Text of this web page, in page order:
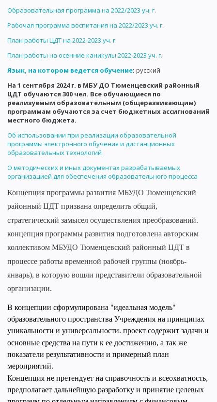
Образовательная программа на 2022/2023 уч. г.
Рабочая программа воспитания на 2022/2023 уч. г.
План работы ЦДТ на 2022-2023 уч. г.
План работы на осенние каникулы 2022-2023 уч. г.
Язык, на котором ведется обучение: русский
На 1 сентября 2024 г. в МБУ ДО Тюменцевский районный
ЦДТ обучаются 300 чел. Все обучающиеся по
реализуемым образовательным (общеразвивающим)
программам обучаются за счет бюджетных ассигнований
местного бюджета.
Об использовании при реализации образовательной
программы электронного обучения и дистанционных
образовательных технологий
О методических и иных документах разрабатываемых
организацией для обеспечения образовательного процесса
Концепция программы развития МБУДО Тюменцевский
районный ЦДТ призвана определить общий,
стратегический замысел осуществления преобразований.
концепция программы развития подготовлена авторским
коллективом МБУДО Тюменцевский районный ЦДТ в
процессе работы временной рабочей группы (ноябрь-
январь), в которую вошли представители образовательной
организации.
В концепции сформулирована "идеальная модель"
образовательного пространства Учреждения на принципах
уникальности и универсальности. проект содержит задачи и
основные средства на пути к ее достижению, а так же
показатели результативности и примерный план
мероприятий.
Концепция не претендует на справочность и всеохватность,
предполагает дальнейшую разработку и принятие целевых